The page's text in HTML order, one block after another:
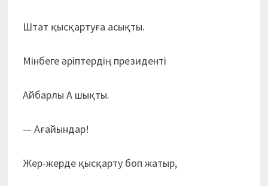
Штат қысқартуға асықты.
Мінбеге әріптердің президенті
Айбарлы А шықты.
— Ағайындар!
Жер-жерде қысқарту боп жатыр,